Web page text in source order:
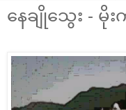
နေချိုသွေး - မို